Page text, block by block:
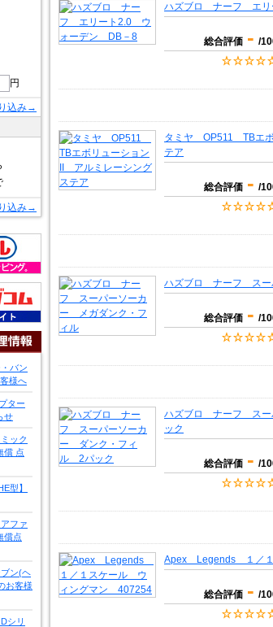
円
込み→
込み→
バン
様へ
ター
せ
ック
償 点
型】
ファ
償点
ン(ヘ
お客様
シリ
ハズブロ ナーフ エ
総合評価 - /
タミヤ OP511 TBエ
テア
総合評価 - /
ハズブロ ナーフ スー
総合評価 - /
ハズブロ ナーフ スー
ック
総合評価 - /
Apex Legends １／
総合評価 - /